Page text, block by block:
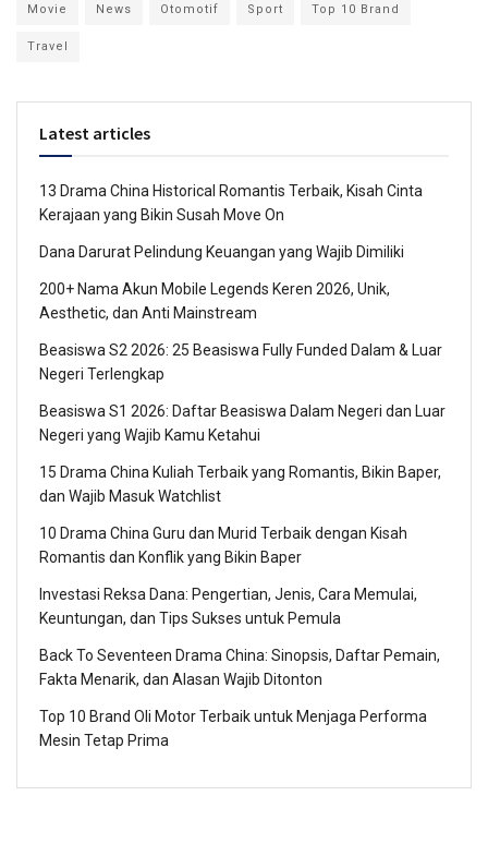
Movie News Otomotif Sport Top 10 Brand
Travel
Latest articles
13 Drama China Historical Romantis Terbaik, Kisah Cinta
Kerajaan yang Bikin Susah Move On
Dana Darurat Pelindung Keuangan yang Wajib Dimiliki
200+ Nama Akun Mobile Legends Keren 2026, Unik,
Aesthetic, dan Anti Mainstream
Beasiswa S2 2026: 25 Beasiswa Fully Funded Dalam & Luar
Negeri Terlengkap
Beasiswa S1 2026: Daftar Beasiswa Dalam Negeri dan Luar
Negeri yang Wajib Kamu Ketahui
15 Drama China Kuliah Terbaik yang Romantis, Bikin Baper,
dan Wajib Masuk Watchlist
10 Drama China Guru dan Murid Terbaik dengan Kisah
Romantis dan Konflik yang Bikin Baper
Investasi Reksa Dana: Pengertian, Jenis, Cara Memulai,
Keuntungan, dan Tips Sukses untuk Pemula
Back To Seventeen Drama China: Sinopsis, Daftar Pemain,
Fakta Menarik, dan Alasan Wajib Ditonton
Top 10 Brand Oli Motor Terbaik untuk Menjaga Performa
Mesin Tetap Prima